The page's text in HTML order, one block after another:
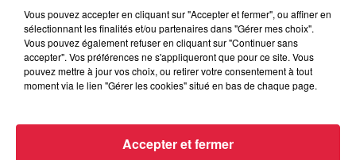
Tarif Gratuit
de L'ensemble de Steinseltz vous convient à leur grand
Vous pouvez accepter en cliquant sur "Accepter et fermer", ou affiner en
sélectionnant les finalités et/ou partenaires dans "Gérer mes choix".
Vous pouvez également refuser en cliquant sur "Continuer sans
accepter". Vos préférences ne s'appliqueront que pour ce site. Vous
pouvez mettre à jour vos choix, ou retirer votre consentement à tout
moment via le lien "Gérer les cookies" situé en bas de chaque page.
Accepter et fermer